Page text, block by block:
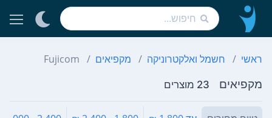
ראשי חשמל ואלקטרוניקה מקפיאים Fujicom
מקפיאים 23 מוצרים